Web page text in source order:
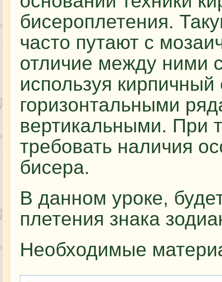
бисероплетения.
часто путают с
отличие между ними
используя
горизонтальными
вертикальными. При
требовать наличия
бисера.
В данном уроке,
плетения знака
Необходимые